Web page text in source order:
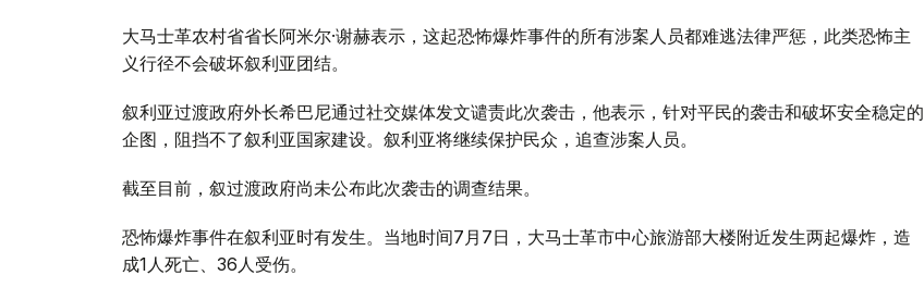
大马士革农村省省长阿米尔·谢赫表示，这起恐怖爆炸事件的所有涉案人员都难逃法律严惩，此类恐怖主
义行径不会破坏叙利亚团结。
叙利亚过渡政府外长希巴尼通过社交媒体发文谴责此次袭击，他表示，针对平民的袭击和破坏安全稳定的
企图，阻挡不了叙利亚国家建设。叙利亚将继续保护民众，追查涉案人员。
截至目前，叙过渡政府尚未公布此次袭击的调查结果。
恐怖爆炸事件在叙利亚时有发生。当地时间7月7日，大马士革市中心旅游部大楼附近发生两起爆炸，造
成1人死亡、36人受伤。